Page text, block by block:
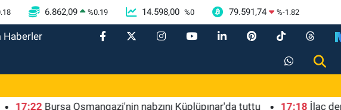
6.862,09 %0.19 14.598,00 %0 79.591,74 %-1.82
Haberler
Bursa Osmangazi'nin nabzını Küplüpınar'da tuttu 17:18 İlaç